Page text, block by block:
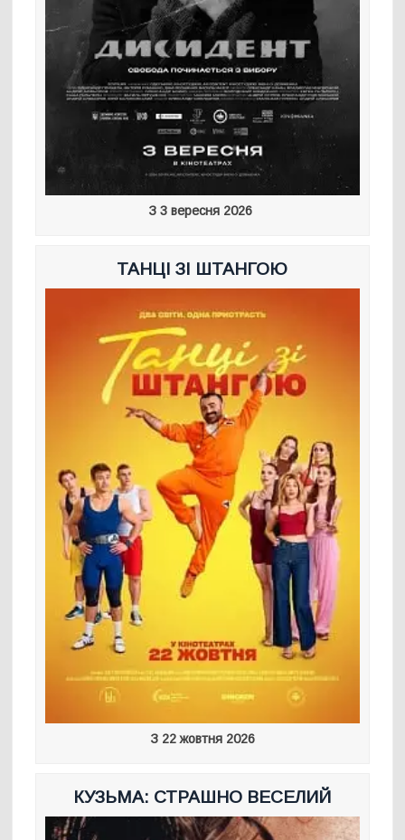
З 3 вересня 2026
ТАНЦІ ЗІ ШТАНГОЮ
З 22 жовтня 2026
КУЗЬМА: СТРАШНО ВЕСЕЛИЙ